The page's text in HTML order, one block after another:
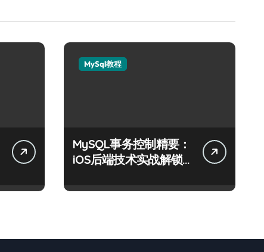
MySql教程
MySQL事务控制精要：
iOS后端技术实战解锁